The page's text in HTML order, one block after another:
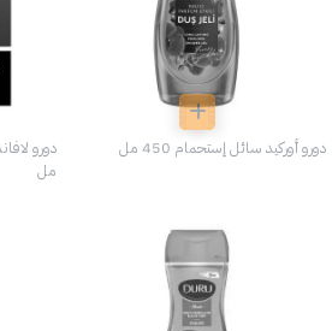
دورو أوركيد سائل إستحمام 450 مل
مل